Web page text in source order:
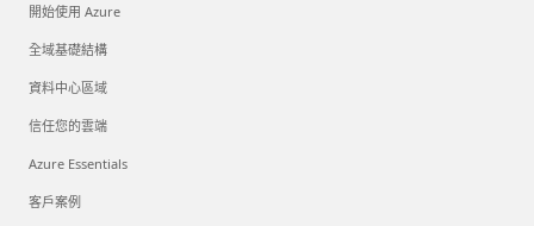
開始使用 Azure
全域基礎結構
資料中心區域
信任您的雲端
Azure Essentials
客戶案例